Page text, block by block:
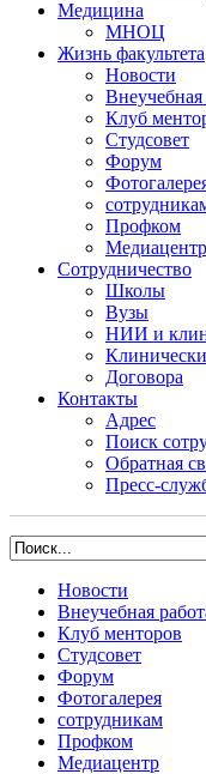
Медицина
МНОЦ
Жизнь факультета
Новости
Внеучебная
Клуб
Студсовет
Форум
Профком
Медиацентр
Сотрудничество
Школы
Вузы
НИИ и
Договора
Контакты
Адрес
Поиск
Обратная
Пресс-
Новости
Внеучебная
Клуб менторов
Студсовет
Форум
Фотогалерея
сотрудникам
Профком
Медиацентр